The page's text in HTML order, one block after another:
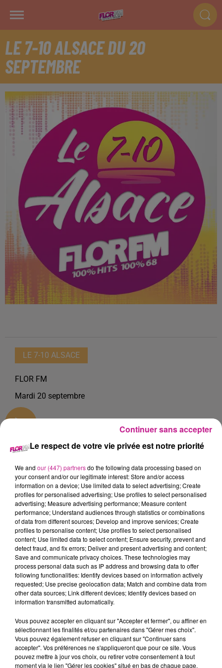
LE 7-10 ALSACE DU 20
SEPTEMBRE
LE 7-10 ALSACE
FLOR FM
Mardi 20 septembre
16 min 14 sec
20 septembre 2022 - 16 min 14 sec
LE 7-10 ALSACE DU 20 SEPTEMBRE
Retrouvez les meilleurs moments du 7-10 Alsace.
TITRES DIFFUSÉS
1h18
1h18 1h15
1h15 1h12
1h12
Le respect de votre vie privée est notre priorité
We and our (447) partnersdo the following data processing based on
your consent and/or our legitimate interest: Store and/or access
information on a device; Use limited data to select advertising; Create
profiles for personalised advertising; Use profiles to select personalised
advertising; Measure advertising performance; Measure content
performance; Understand audiences through statistics or combinations
of data from different sources; Develop and improve services; Create
profiles to personalise content; Use profiles to select personalised
content; Use limited data to select content; Ensure security, prevent and
detect fraud, and fix errors; Deliver and present advertising and content;
Save and communicate privacy choices. These technologies may
process personal data such as IP address and browsing data to offer
following functionalities: Identify devices based on information actively
requested; Use precise geolocation data; Match and combine data from
other data sources; Link different devices; Identify devices based on
information transmitted automatically.
Vous pouvez accepter en cliquant sur "Accepter et fermer", ou affiner en
sélectionnant les finalités et/ou partenaires dans "Gérer mes choix".
Vous pouvez également refuser en cliquant sur "Continuer sans
accepter". Vos préférences ne s'appliqueront que pour ce site. Vous
pouvez mettre à jour vos choix, ou retirer votre consentement à tout
moment via le lien "Gérer les cookies" situé en bas de chaque page.
Continuer sans accepter